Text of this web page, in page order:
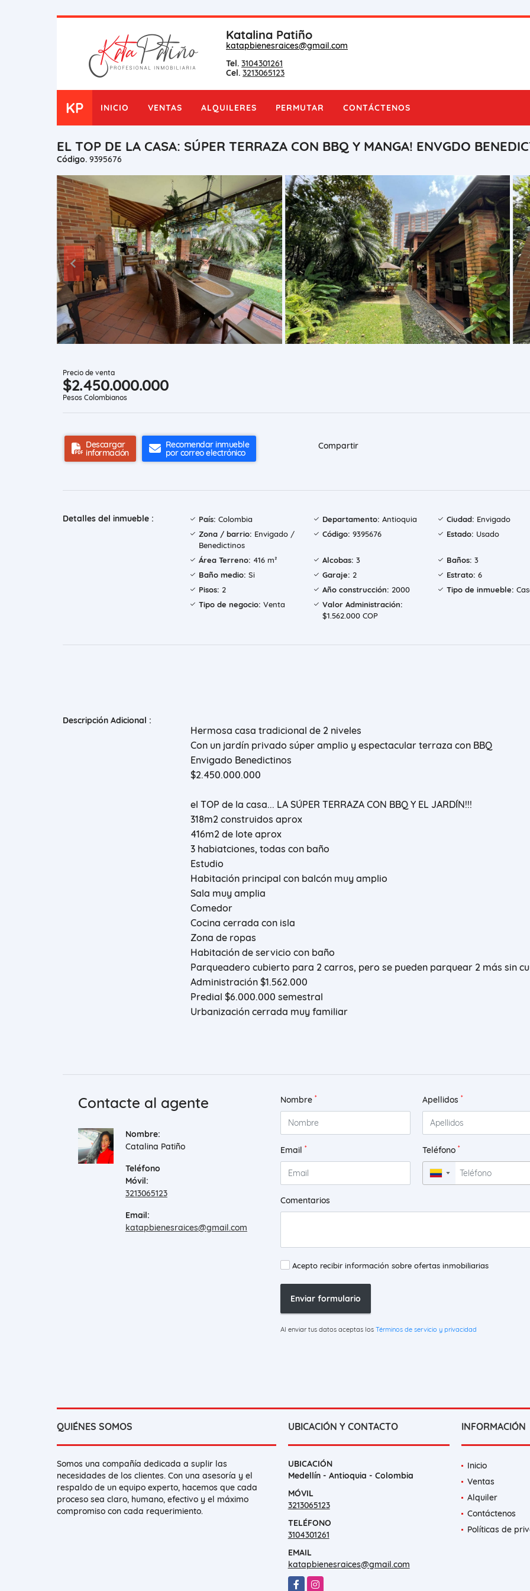
Katalina Patiño
katapbienesraices@gmail.com
Tel. 3104301261
Cel. 3213065123
KP INICIO VENTAS ALQUILERES PERMUTAR CONTÁCTENOS
EL TOP DE LA CASA: SÚPER TERRAZA CON BBQ Y MANGA! ENVGDO
Código. 9395676
Precio de venta
$2.450.000.000
Pesos Colombianos
Descargar
información
Recomendar inmueble
por correo electrónico
Compartir
Detalles del inmueble : País: Colombia Departamento: Antioquia Ciudad: Envigado
Zona / barrio: Envigado /
Benedictinos
Código: 9395676 Estado: Usado
Área Terreno: 416 m² Alcobas: 3 Baños: 3
Baño medio: Si Garaje: 2 Estrato: 6
Pisos: 2 Año construcción: 2000 Tipo de inmueble:
Tipo de negocio: Venta
Valor Administración:
$1.562.000 COP
Descripción Adicional :
Hermosa casa tradicional de 2 niveles
Con un jardín privado súper amplio y espectacular terraza con BBQ
Envigado Benedictinos
$2.450.000.000
el TOP de la casa... LA SÚPER TERRAZA CON BBQ Y EL JARDÍN!!!
318m2 construidos aprox
416m2 de lote aprox
3 habiatciones, todas con baño
Estudio
Habitación principal con balcón muy amplio
Sala muy amplia
Comedor
Cocina cerrada con isla
Zona de ropas
Habitación de servicio con baño
Parqueadero cubierto para 2 carros, pero se pueden parquear 2 más sin
Administración $1.562.000
Predial $6.000.000 semestral
Urbanización cerrada muy familiar
Contacte al agente
Nombre:
Catalina Patiño
Teléfono
Móvil:
3213065123
Email:
katapbienesraices@gmail.com
Nombre * Apellidos *
Email * Teléfono *
▼
Comentarios
Acepto recibir información sobre ofertas inmobiliarias
Enviar formulario
Al enviar tus datos aceptas los Términos de servicio y privacidad
QUIÉNES SOMOS
Somos una compañía dedicada a suplir las
necesidades de los clientes. Con una asesoría y el
respaldo de un equipo experto, hacemos que cada
proceso sea claro, humano, efectivo y el máximo
compromiso con cada requerimiento.
UBICACIÓN Y CONTACTO
UBICACIÓN
Medellín - Antioquia - Colombia
MÓVIL
3213065123
TELÉFONO
3104301261
EMAIL
katapbienesraices@gmail.com
FacebookInstagram
INFORMACIÓN
Inicio
Ventas
Alquiler
Contáctenos
Políticas de